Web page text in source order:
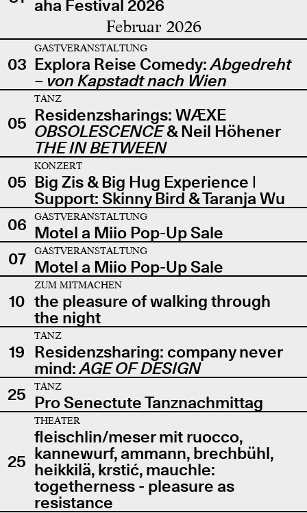
aha Festival 2026
Februar 2026
03
GASTVERANSTALTUNG
Explora Reise Comedy:Abgedreht
– von Kapstadt nach Wien
05
TANZ
Residenzsharings: WÆXE
OBSOLESCENCE& Neil Höhener
THE IN BETWEEN
05
KONZERT
Big Zis & Big Hug Experience |
Support: Skinny Bird & Taranja Wu
06
GASTVERANSTALTUNG
Motel a Miio Pop-Up Sale
07
GASTVERANSTALTUNG
Motel a Miio Pop-Up Sale
10
ZUM MITMACHEN
the pleasure of walking through
the night
19
TANZ
Residenzsharing: company never
mind:AGE OF DESIGN
25
TANZ
Pro Senectute Tanznachmittag
25
THEATER
fleischlin/meser mit ruocco,
kannewurf, ammann, brechbühl,
heikkilä, krstić, mauchle:
togetherness - pleasure as
resistance